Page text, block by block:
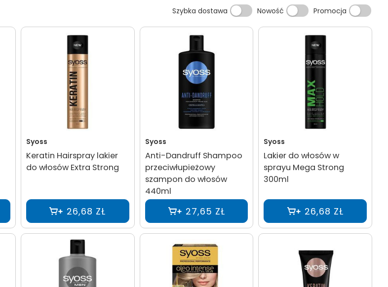
Szybka dostawa Nowość Promocja
Syoss
Keratin Hairspray lakier
do włosów Extra Strong
26,68 ZŁ
Syoss
Anti-Dandruff Shampoo
przeciwłupieżowy
szampon do włosów
440ml
27,65 ZŁ
Syoss
Lakier do włosów w
sprayu Mega Strong
300ml
26,68 ZŁ